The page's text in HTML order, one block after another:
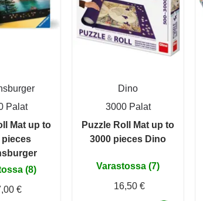
Palat
Mat up to
pieces
(8)
€
Dino
3000 Palat
Puzzle Roll Mat up to
3000 pieces Dino
Varastossa (7)
16,50 €